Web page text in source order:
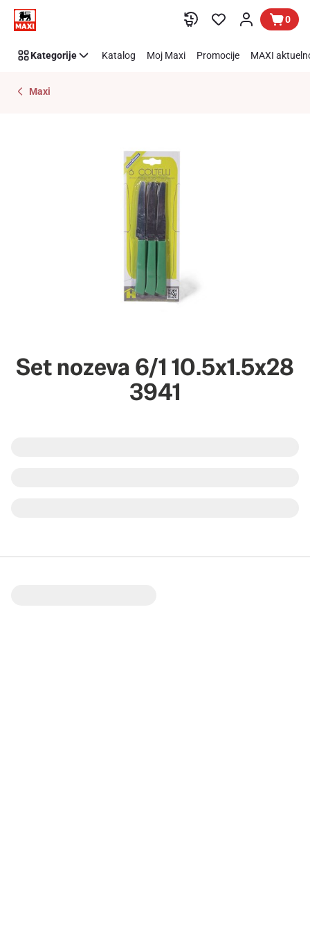
Preskoči link 0
Kategorije Katalog Moj Maxi Promocije MAXI
Maxi
Set nozeva 6/1 10.5x1.5x28
3941